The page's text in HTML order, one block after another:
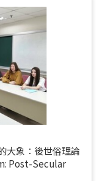
大象：後世俗理論
Post-Secular